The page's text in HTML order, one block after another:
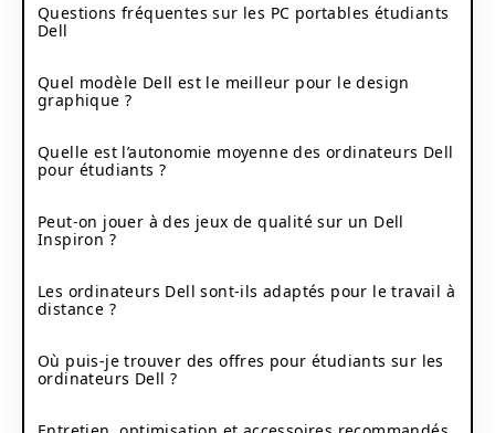
Questions fréquentes sur les PC portables étudiants
Dell
Quel modèle Dell est le meilleur pour le design
graphique ?
Quelle est l’autonomie moyenne des ordinateurs Dell
pour étudiants ?
Peut-on jouer à des jeux de qualité sur un Dell
Inspiron ?
Les ordinateurs Dell sont-ils adaptés pour le travail à
distance ?
Où puis-je trouver des offres pour étudiants sur les
ordinateurs Dell ?